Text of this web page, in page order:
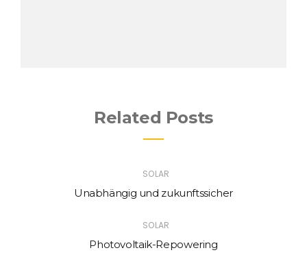
Related Posts
SOLAR
Unabhängig und zukunftssicher
SOLAR
Photovoltaik-Repowering